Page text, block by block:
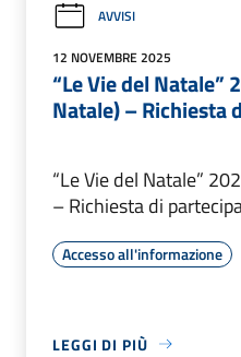
AVVISI
12 NOVEMBRE 2025
“Le Vie del Natale”
Natale) – Richiesta
“Le Vie del Natale”
– Richiesta di
Accesso all'informazione
LEGGI DI PIÙ